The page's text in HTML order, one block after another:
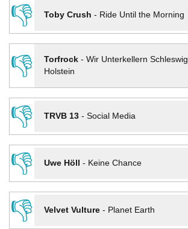
👎
Toby Crush - Ride Until the Morning
👎
Torfrock- Wir Unterkellern Schleswig
Holstein
👎
TRVB 13- Social Media
👎
Uwe Höll - Keine Chance
👎
Velvet Vulture- Planet Earth